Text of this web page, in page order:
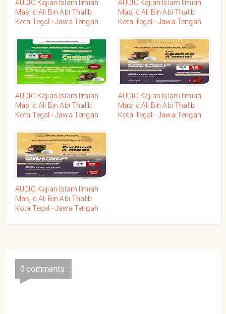
AUDIO Kajian Islam Ilmiah
Masjid Ali Bin Abi Thalib
Kota Tegal - Jawa Tengah
Muhammad Rijal, LC
Hafidzahullah, Jum'at 09
Dzulqo'dah 1445/17 Mei
2024
AUDIO Kajian Islam Ilmiah
Masjid Ali Bin Abi Thalib
Kota Tegal - Jawa Tengah
Muhammad Rijal, LC
Hafidzahullah, Jum'at 07
Rajab 1445 / 19 Januari
2024
AUDIO Kajian Islam Ilmiah
Masjid Ali Bin Abi Thalib
Kota Tegal - Jawa Tengah
Muhammad Rijal, LC
Hafidzahullah, Jum'at 05
Rabi'uts tsani 1445/20
Oktober 2023
AUDIO Kajian Islam Ilmiah
Masjid Ali Bin Abi Thalib
Kota Tegal - Jawa Tengah
AUDIO Kajian Islam Ilmiah
Masjid Ali Bin Abi Thalib
Kota Tegal - Jawa Tengah
0 comments: